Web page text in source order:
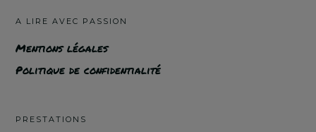
A LIRE AVEC PASSION
Mentions légales
Politique de confidentialité
PRESTATIONS